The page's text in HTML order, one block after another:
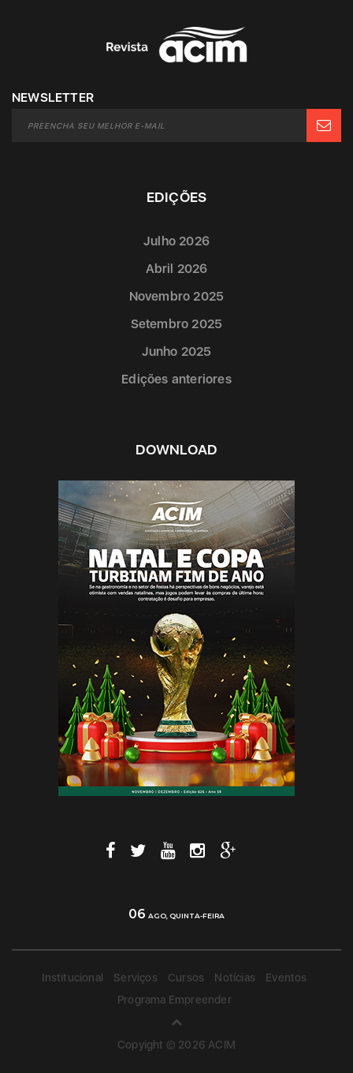
NEWSLETTER
EDIÇÕES
Julho 2026
Abril 2026
Novembro 2025
Setembro 2025
Junho 2025
Edições anteriores
DOWNLOAD
06 AGO, QUINTA-FEIRA
Institucional Serviços Cursos Notícias
Eventos
Programa Empreender
Copyight © 2026 ACIM